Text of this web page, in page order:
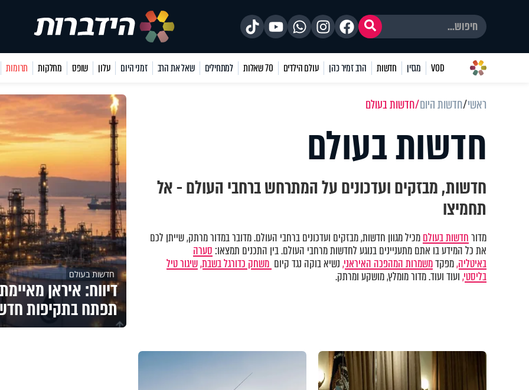
VOD מגזין חדשות הרב זמיר כהן עולם הילדים 70 שאלות למתחילים שאל את הרב זמני היום עלון שופס מחלקות תרומות
ראשי חדשות היום חדשות בעולם
חדשות בעולם
חדשות, מבזקים ועדכונים על המתרחש ברחבי העולם - אל
תחמיצו
מדורחדשות בעולםמכיל מגוון חדשות, מבזקים ועדכונים ברחבי העולם. מדובר במדור מרתק, שייתן לכם
את כל המידע בו אתם מתעניינים בנוגע לחדשות מרחבי העולם. בין התכנים תמצאו: סערה
באיטליה,מפקדמשמרות המהפכה האיראני,נשיא בוקה נגד קיום משחק כדורגל בשבת,שיגור טיל
בליסטי,ועוד ועוד. מדור מומלץ, מושקע ומרתק. חדשות בעולם
דיווח: איראן
תפתח בתקיפות